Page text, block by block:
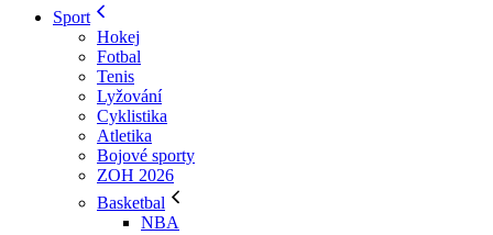
Sport
Hokej
Fotbal
Tenis
Lyžování
Cyklistika
Atletika
Bojové sporty
ZOH 2026
Basketbal
NBA